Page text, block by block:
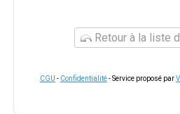
Retour à la liste
CGU - Confidentialité- Service proposé par